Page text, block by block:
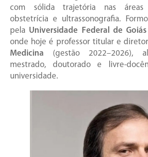
com sólida trajetória nas áreas
obstetrícia e ultrassonografia.
pela Universidade Federal de Goiás
onde hoje é professor titular e
Medicina (gestão 2022–2026),
mestrado, doutorado e livre-
universidade.